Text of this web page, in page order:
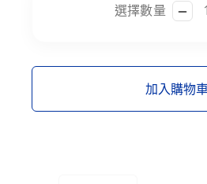
選擇數量
加入購物